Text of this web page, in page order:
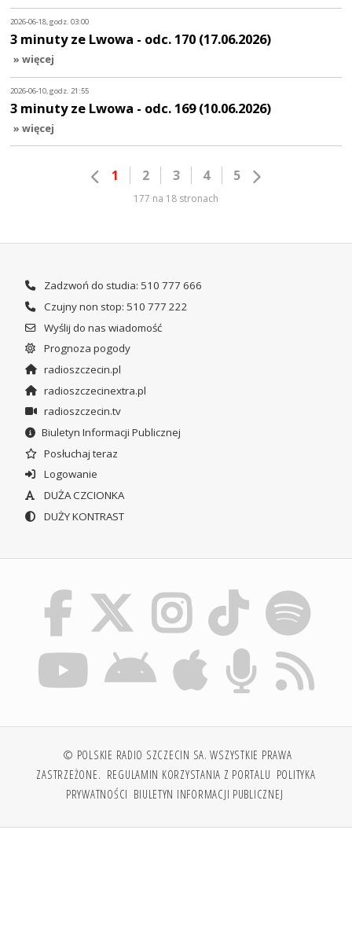
2026-06-18, godz. 03:00
3 minuty ze Lwowa - odc. 170 (17.06.2026)
» więcej
2026-06-10, godz. 21:55
3 minuty ze Lwowa - odc. 169 (10.06.2026)
» więcej
1 2 3 4 5
177 na 18 stronach
Zadzwoń do studia: 510 777 666
Czujny non stop: 510 777 222
Wyślij do nas wiadomość
Prognoza pogody
radioszczecin.pl
radioszczecinextra.pl
radioszczecin.tv
Biuletyn Informacji Publicznej
Posłuchaj teraz
Logowanie
DUŻA CZCIONKA
DUŻY KONTRAST
© POLSKIE RADIO SZCZECIN SA. WSZYSTKIE PRAWA
ZASTRZEŻONE. REGULAMIN KORZYSTANIA Z PORTALU POLITYKA
PRYWATNOŚCI BIULETYN INFORMACJI PUBLICZNEJ